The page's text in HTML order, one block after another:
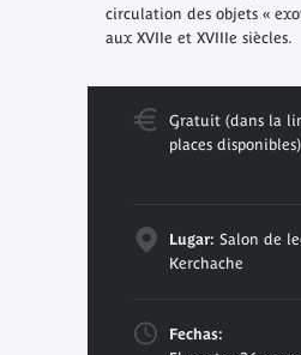
circulation des objets «
aux XVIIe et XVIIIe siècles.
Gratuit (dans la
places disponibles)
Lugar: Salon de
Kerchache
Fechas: